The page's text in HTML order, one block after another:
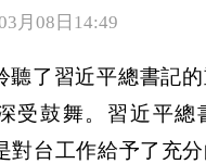
08日14:49
聽了習近平總書記
受鼓舞。習近平總
對台工作給予了充